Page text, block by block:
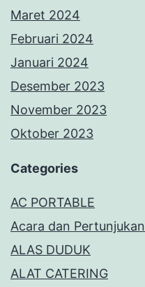
Maret 2024
Februari 2024
Januari 2024
Desember 2023
November 2023
Oktober 2023
Categories
AC PORTABLE
Acara dan Pertunjukan
ALAS DUDUK
ALAT CATERING